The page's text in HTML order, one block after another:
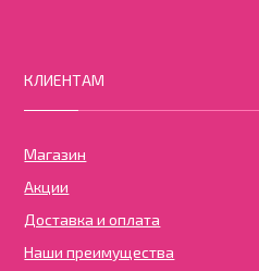
КЛИЕНТАМ
Магазин
Акции
Доставка и оплата
Наши преимущества